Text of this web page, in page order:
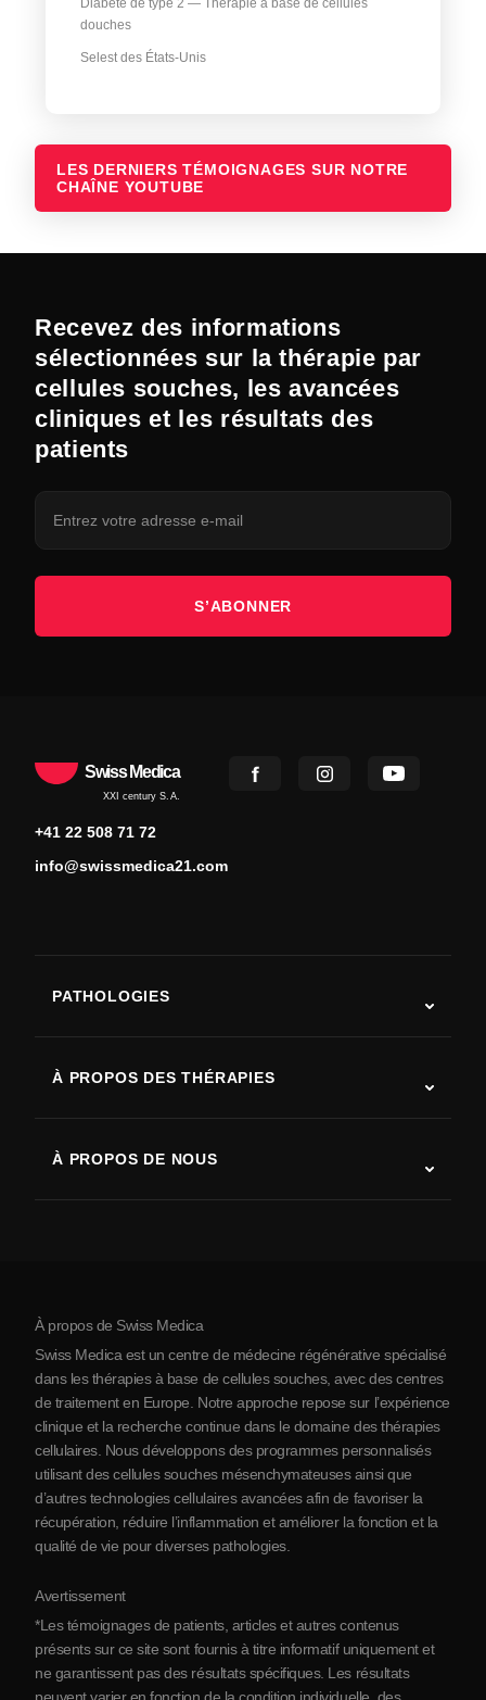
Diabète de type 2 — Thérapie à base de cellules
douches
Selest des États-Unis
LES DERNIERS TÉMOIGNAGES SUR NOTRE
CHAÎNE YOUTUBE
Recevez des informations
sélectionnées sur la thérapie par
cellules souches, les avancées
cliniques et les résultats des
patients
S’ABONNER
Swiss Medica
XXI century S.A.
+41 22 508 71 72
info@swissmedica21.com
PATHOLOGIES
Maladie de Parkinson
Arthrite
À PROPOS DES THÉRAPIES
À PROPOS DE NOUS
À propos de la Serbie
Partenariats
Contact
À propos de Swiss Medica
Swiss Medica est un centre de médecine régénérative spécialisé
dans les thérapies à base de cellules souches, avec des centres
de traitement en Europe. Notre approche repose sur l’expérience
clinique et la recherche continue dans le domaine des thérapies
cellulaires. Nous développons des programmes personnalisés
utilisant des cellules souches mésenchymateuses ainsi que
d’autres technologies cellulaires avancées afin de favoriser la
récupération, réduire l’inflammation et améliorer la fonction et la
qualité de vie pour diverses pathologies.
Avertissement
*Les témoignages de patients, articles et autres contenus
présents sur ce site sont fournis à titre informatif uniquement et
ne garantissent pas des résultats spécifiques. Les résultats